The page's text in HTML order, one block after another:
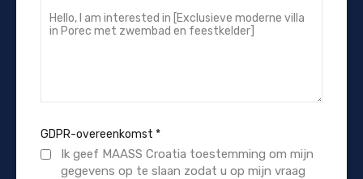
GDPR-overeenkomst *
Ik geef MAASS Croatia toestemming om mijn
gegevens op te slaan zodat u op mijn vraag